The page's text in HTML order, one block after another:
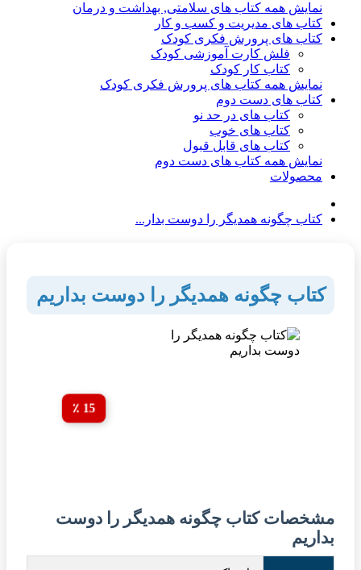
نمایش همه کتاب های سلامتی, بهداشت و درمان
کتاب های مدیریت و کسب و کار
کتاب های پرورش فکری کودک
فلش کارت آموزشی کودک
کتاب کار کودک
نمایش همه کتاب های پرورش فکری کودک
کتاب های دست دوم
کتاب های در حد نو
کتاب های خوب
کتاب های قابل قبول
نمایش همه کتاب های دست دوم
محصولات
کتاب چگونه همدیگر را دوست بدار...
کتاب چگونه همدیگر را دوست بداریم
15 ٪
مشخصات کتاب چگونه همدیگر را دوست
بداریم